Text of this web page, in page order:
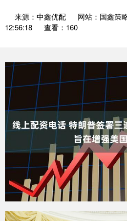
来源：中鑫优配 网站：国鑫策
12:56:18
查看：160